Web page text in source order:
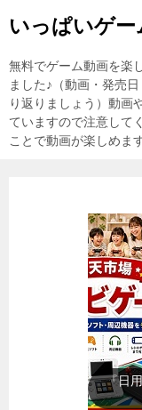
いっぱいゲー
無料でゲーム動画を楽
ました♪（動画・発売
り返りましょう）動画
ていますので注意して
ことで動画が楽しめま
『日